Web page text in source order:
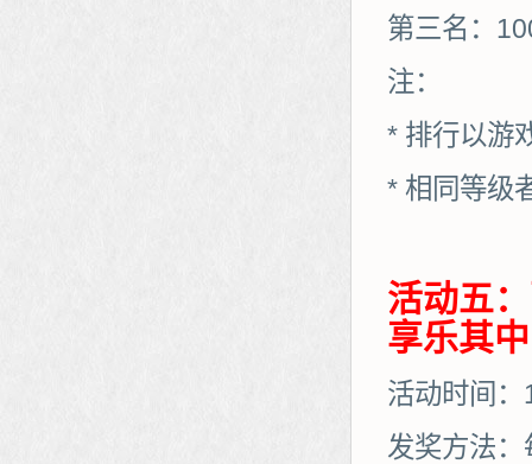
第三名：
注：
* 排行以游
* 相同等级
活动五
享乐其中
活动时间
发奖方法：